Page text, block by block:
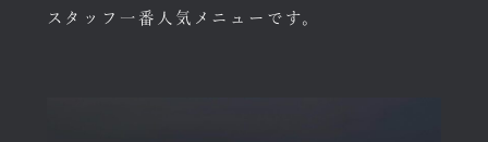
スタッフ一番人気メニューです。